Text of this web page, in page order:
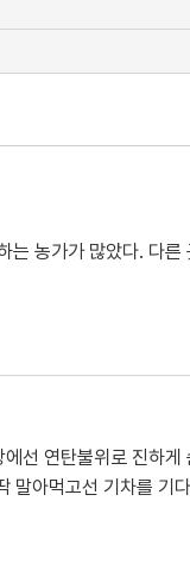
농가가 많았다. 다
선 연탄불위로 진하
말아먹고선 기차를 기